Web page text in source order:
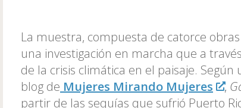
La muestra, compuesta de catorce
una investigación en marcha que a
de la crisis climática en el paisaje.
blog de Mujeres Mirando Mujeres ,
partir de las sequías que sufrió Puerto